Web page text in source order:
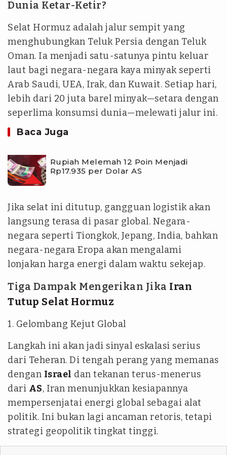
Dunia Ketar-Ketir?
Selat Hormuz adalah jalur sempit yang
menghubungkan Teluk Persia dengan Teluk
Oman. Ia menjadi satu-satunya pintu keluar
laut bagi negara-negara kaya minyak seperti
Arab Saudi, UEA, Irak, dan Kuwait. Setiap hari,
lebih dari 20 juta barel minyak—setara dengan
seperlima konsumsi dunia—melewati jalur ini.
Baca Juga
Rupiah Melemah 12 Poin Menjadi
Rp17.935 per Dolar AS
Jika selat ini ditutup, gangguan logistik akan
langsung terasa di pasar global. Negara-
negara seperti Tiongkok, Jepang, India, bahkan
negara-negara Eropa akan mengalami
lonjakan harga energi dalam waktu sekejap.
Tiga Dampak Mengerikan Jika Iran
Tutup Selat Hormuz
1. Gelombang Kejut Global
Langkah ini akan jadi sinyal eskalasi serius
dari Teheran. Di tengah perang yang memanas
dengan Israel dan tekanan terus-menerus
dari AS, Iran menunjukkan kesiapannya
mempersenjatai energi global sebagai alat
politik. Ini bukan lagi ancaman retoris, tetapi
strategi geopolitik tingkat tinggi.